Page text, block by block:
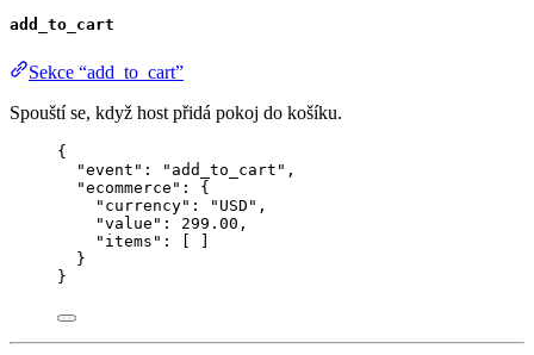
add_to_cart
Sekce “add_to_cart”
Spouští se, když host přidá pokoj do košíku.
{
"event" : " add_to_cart " ,
"ecommerce" : {
"currency" : " USD " ,
"value" : 299.00 ,
"items" : [ ]
}
}